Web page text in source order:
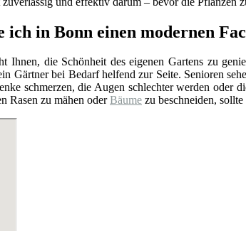
ich in Bonn einen modernen
Ihnen, die Schönheit des eigenen Gartens zu
Gärtner bei Bedarf helfend zur Seite. Senioren
schmerzen, die Augen schlechter werden oder
Rasen zu mähen oderBäume zu beschneiden,